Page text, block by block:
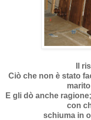
Il
Ciò che non è stato
E gli dò anche
con
schiuma in